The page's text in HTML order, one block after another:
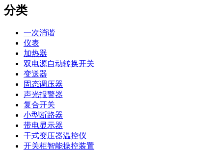
分类
一次消谐
仪表
加热器
双电源自动转换开关
变送器
固态调压器
声光报警器
复合开关
小型断路器
带电显示器
干式变压器温控仪
开关柜智能操控装置